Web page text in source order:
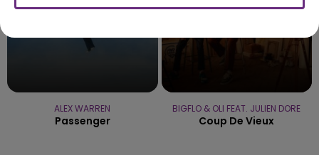
ALEX WARREN
Passenger
BIGFLO & OLI FEAT. JULIEN DORE
Coup De Vieux